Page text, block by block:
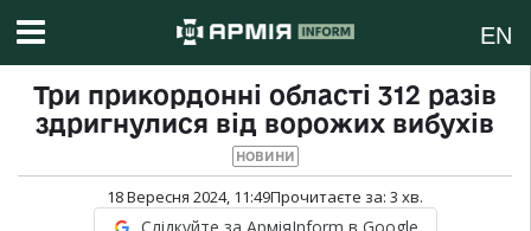
EN
Три прикордонні області 312 разів
здригнулися від ворожих вибухів
НОВИНИ
18 Вересня 2024, 11:49Прочитаєте за: 3 хв.